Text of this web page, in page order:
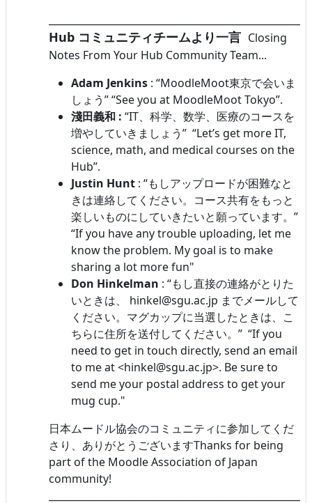
Hub コミュニティチームより一言 Closing
Notes From Your Hub Community Team...
Adam Jenkins : “MoodleMoot東京で会いま
しょう” “See you at MoodleMoot Tokyo”.
淺田義和 : “IT、科学、数学、医療のコースを
増やしていきましょう” “Let’s get more IT,
science, math, and medical courses on the
Hub”.
Justin Hunt : “もしアップロードが困難なと
きは連絡してください。コース共有をもっと
楽しいものにしていきたいと願っています。”
“If you have any trouble uploading, let me
know the problem. My goal is to make
sharing a lot more fun"
Don Hinkelman : “もし直接の連絡がとりた
いときは、 hinkel@sgu.ac.jp までメールして
ください。マグカップに当選したときは、こ
ちらに住所を送付してください。” “If you
need to get in touch directly, send an email
to me at <hinkel@sgu.ac.jp>. Be sure to
send me your postal address to get your
mug cup."
日本ムードル協会のコミュニティに参加してくだ
さり、ありがとうございますThanks for being
part of the Moodle Association of Japan
community!